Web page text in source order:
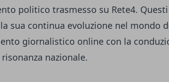
politico trasmesso su Rete4.
sua continua evoluzione nel mondo
giornalistico online con la
nazionale.